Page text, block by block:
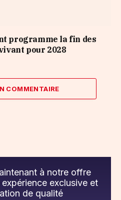
programme la fin des
pour 2028
COMMENTAIRE
à notre offre
exclusive et
de qualité